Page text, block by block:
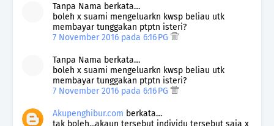
Tanpa Nama berkata…
boleh x suami mengeluarkn kwsp beliau utk
membayar tunggakan ptptn isteri?
7 November 2016 pada 6:16 PG
Tanpa Nama berkata…
boleh x suami mengeluarkn kwsp beliau utk
membayar tunggakan ptptn isteri?
7 November 2016 pada 6:16 PG
Akupenghibur.com berkata…
tak boleh...akaun tersebut individu tersebut saja x